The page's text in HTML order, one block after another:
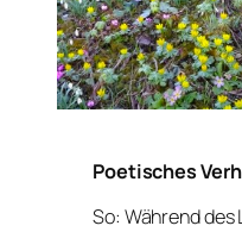
Poetisches
So: Während des